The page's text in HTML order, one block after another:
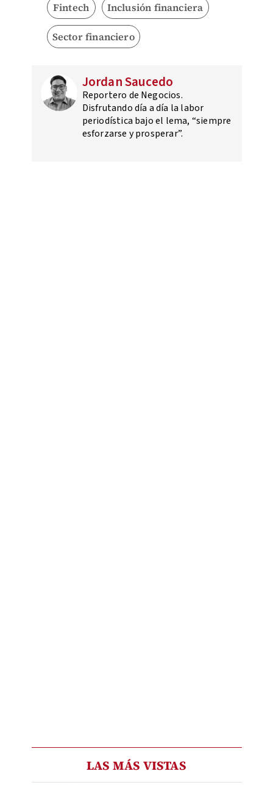
Fintech Inclusión financiera
Sector financiero
Jordan Saucedo
Reportero de Negocios.
Disfrutando día a día la labor
periodística bajo el lema, “siempre
esforzarse y prosperar”.
LAS MÁS VISTAS